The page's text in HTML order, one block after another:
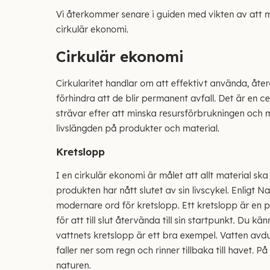
Vi återkommer senare i guiden med vikten av att
cirkulär ekonomi.
Cirkulär ekonomi
Cirkularitet handlar om att effektivt använda,
förhindra att de blir permanent avfall. Det är en
strävar efter att minska resursförbrukningen och
livslängden på produkter och material.
Kretslopp
I en cirkulär ekonomi är målet att allt material
produkten har nått slutet av sin livscykel. Enligt
modernare ord för kretslopp. Ett kretslopp är en
för att till slut återvända till sin startpunkt. Du
vattnets kretslopp är ett bra exempel. Vatten
faller ner som regn och rinner tillbaka till havet.
naturen.